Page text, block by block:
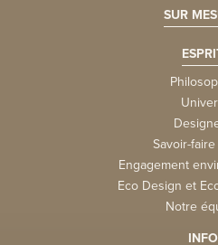
SUR
Savoir-
Engagement
Eco Design et
Notre
INFO